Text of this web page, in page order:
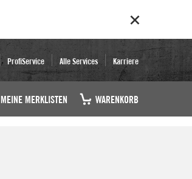
ProfiService Alle Services Karriere
MEINE MERKLISTEN WARENKORB